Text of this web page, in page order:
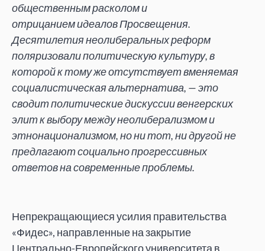
общественным расколом и
отрицанием идеалов Просвещения.
Десятилетия неолиберальных реформ
поляризовали политическую культуру, в
которой к тому же отсутствует вменяемая
социалистическая альтернатива, — это
сводит политические дискуссии венгерских
элит к выбору между неолиберализмом и
этнонационализмом, но ни тот, ни другой не
предлагают социально прогрессивных
ответов на современные проблемы.
Непрекращающиеся усилия правительства
«Фидес», направленные на закрытие
Центрально-Европейского университета в